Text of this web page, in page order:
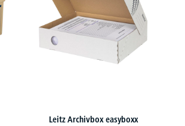
Leitz Archivbox easyboxx